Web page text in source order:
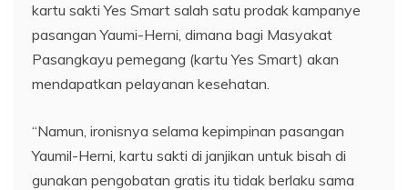
kartu sakti Yes Smart salah satu prodak kampanye
pasangan Yaumi-Herni, dimana bagi Masyakat
Pasangkayu pemegang (kartu Yes Smart) akan
mendapatkan pelayanan kesehatan.
“Namun, ironisnya selama kepimpinan pasangan
Yaumil-Herni, kartu sakti di janjikan untuk bisah di
gunakan pengobatan gratis itu tidak berlaku sama